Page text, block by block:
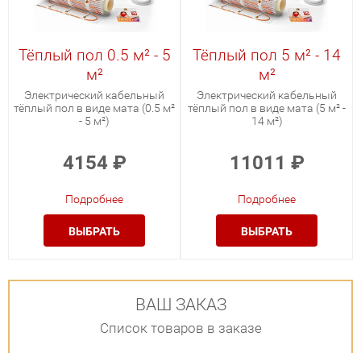
Тёплый пол 0.5 м² - 5
м²
Электрический кабельный
тёплый пол в виде мата (0.5 м²
- 5 м²)
4154 ₽
Подробнее
ВЫБРАТЬ
Тёплый пол 5 м² - 14
м²
Электрический кабельный
тёплый пол в виде мата (5 м² -
14 м²)
11011 ₽
Подробнее
ВЫБРАТЬ
ВАШ ЗАКАЗ
Список товаров в заказе